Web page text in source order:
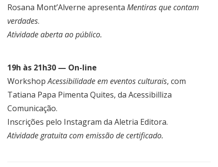
Rosana Mont’Alverne apresenta Mentiras que contam
verdades.
Atividade aberta ao público.
19h às 21h30 — On-line
WorkshopAcessibilidade em eventos culturais, com
Tatiana Papa Pimenta Quites, da Acessibilliza
Comunicação.
Inscrições pelo Instagram da Aletria Editora.
Atividade gratuita com emissão de certificado.